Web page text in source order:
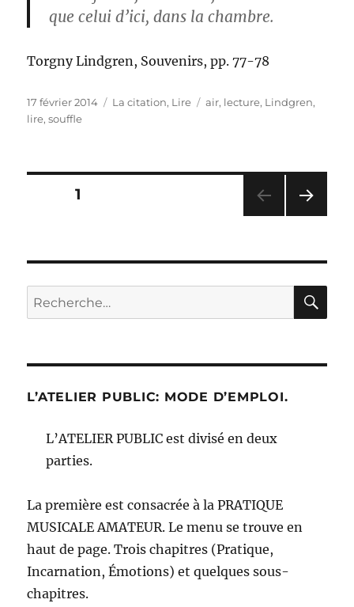
que celui d’ici, dans la chambre.
Torgny Lindgren, Souvenirs, pp. 77-78
Publié
le
17 février 2014 Catégories
La citation, Lire Étiquettes
air, lecture, Lindgren,
lire,souffle
Pagination
publications
PAGE1
ANT
E
Recherche
pour :
L’ATELIER PUBLIC: MODE D’EMPLOI.
L’ATELIER PUBLIC est divisé en deux
parties.
La première est consacrée à la PRATIQUE
MUSICALE AMATEUR. Le menu se trouve en
haut de page. Trois chapitres (Pratique,
Incarnation, Émotions) et quelques sous-
chapitres.